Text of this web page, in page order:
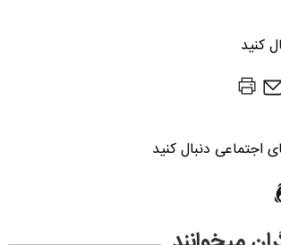
کنید
اجتماعی دنبال کنید